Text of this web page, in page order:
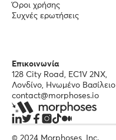
Όροι χρήσης
Συχνές ερωτήσεις
Επικοινωνία
128 City Road, EC1V 2NX,
Λονδίνο, Ηνωμένο Βασίλειο
contact@morphoses.io
© 2024 Morphoses, Inc.